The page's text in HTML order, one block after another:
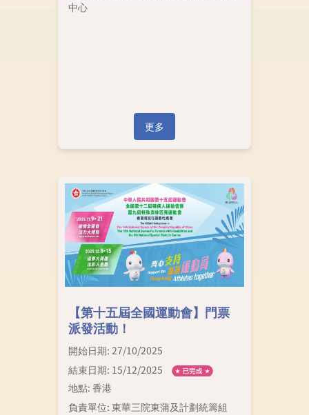
中心
更多
【第十五屆全國運動會】門票
派發活動！
開始日期: 27/10/2025
結束日期: 15/12/2025
地點: 香港
負責單位: 東華三院東蒲及計劃統籌組